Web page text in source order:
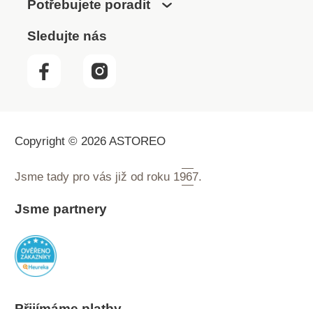
Potřebujete poradit
Sledujte nás
Copyright © 2026 ASTOREO
Jsme tady pro vás již od roku 1967.
Jsme partnery